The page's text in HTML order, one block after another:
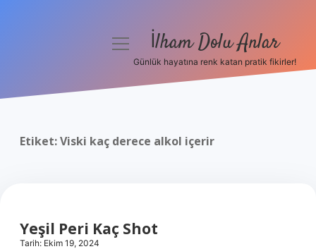
menüyü İlham Dolu Anlar
Günlük hayatına renk katan pratik fikirler!
Etiket:Viski kaç derece alkol içerir
Yeşil Peri Kaç Shot
Tarih: Ekim 19, 2024